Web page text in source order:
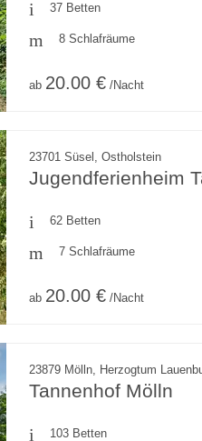
37 Betten
8 Schlafräume
ab 20.00 € /Nacht
23701 Süsel, Ostholstein
Jugendferienheim
62 Betten
7 Schlafräume
ab 20.00 € /Nacht
23879 Mölln, Herzogtum
Tannenhof Mölln
103 Betten